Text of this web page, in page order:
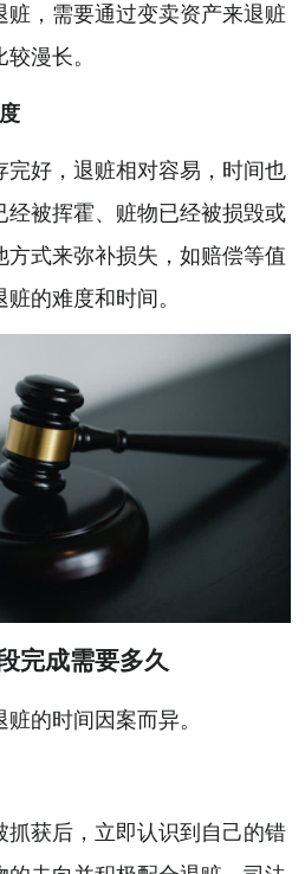
赃，需要通过变卖资产来退赃
漫长。
完好，退赃相对容易，时间也
经被挥霍、赃物已经被损毁或
方式来弥补损失，如赔偿等值
的难度和时间。
完成需要多久
的时间因案而异。
抓获后，立即认识到自己的错